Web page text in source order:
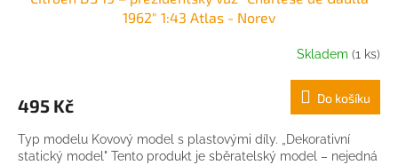
1962" 1:43 Atlas - Norev
Skladem (1 ks)
495 Kč Do košíku
Typ modelu Kovový model s plastovými díly. „Dekorativní
statický model" Tento produkt je sběratelský model – nejedná